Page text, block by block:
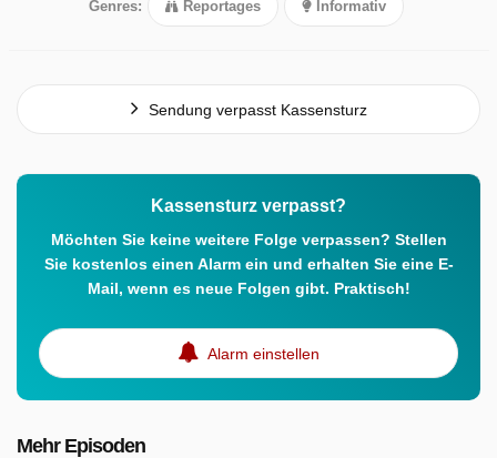
Genres: Reportages Informativ
Sendung verpasst Kassensturz
Kassensturz verpasst?
Möchten Sie keine weitere Folge verpassen? Stellen
Sie kostenlos einen Alarm ein und erhalten Sie eine E-
Mail, wenn es neue Folgen gibt. Praktisch!
Alarm einstellen
Mehr Episoden